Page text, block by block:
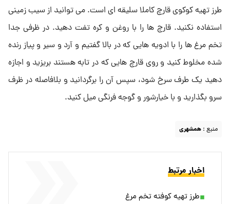
طرز تهیه کوکوی قارچ کاملا سلیقه ای است. می توانید از سیب زمینی
استفاده نکنید. قارچ ها را با روغن و کره تفت دهید. در ظرفی جدا
تخم مرغ ها را با ادویه هایی که در بالا گفتیم و آرد و سیر و پیاز رنده
شده مخلوط کنید و روی قارچ هایی که در تابه هستند بریزید و اجازه
دهید یک طرف سرخ شود، سپس آن را برگردانید و بلافاصله در ظرف
سرو بگذارید و با خیارشور و گوجه فرنگی میل کنید.
منبع : همشهری
اخبار مرتبط
طرز تهیه کوفته تخم مرغ